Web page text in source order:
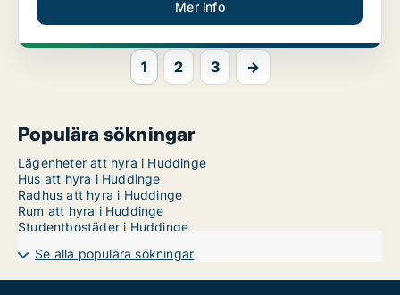
Mer info
1 2 3 →
Populära sökningar
Lägenheter att hyra i Huddinge
Hus att hyra i Huddinge
Radhus att hyra i Huddinge
Rum att hyra i Huddinge
Studentbostäder i Huddinge
Se alla populära sökningar